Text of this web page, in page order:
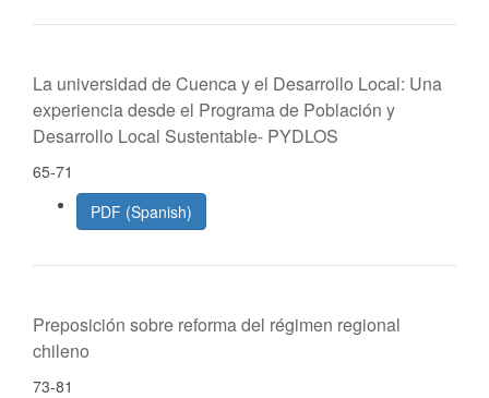
La universidad de Cuenca y el Desarrollo Local: Una
experiencia desde el Programa de Población y
Desarrollo Local Sustentable- PYDLOS
65-71
PDF (Spanish)
Preposición sobre reforma del régimen regional
chileno
73-81